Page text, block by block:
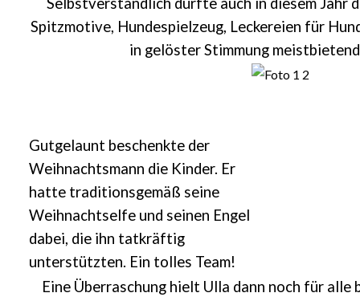
Spitzmotive, Hundespielzeug, Leckereien für
in gelöster Stimmung
Gutgelaunt beschenkte der
Weihnachtsmann die Kinder. Er
hatte traditionsgemäß seine
Weihnachtselfe und seinen Engel
dabei, die ihn tatkräftig
unterstützten. Ein tolles Team!
Eine Überraschung hielt Ulla dann noch für alle